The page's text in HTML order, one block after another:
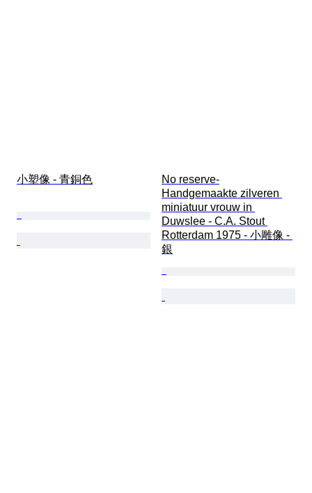
小塑像 - 青銅色
No reserve-
Handgemaakte zilveren
miniatuur vrouw in
Duwslee - C.A. Stout
Rotterdam 1975 - 小雕像 -
銀